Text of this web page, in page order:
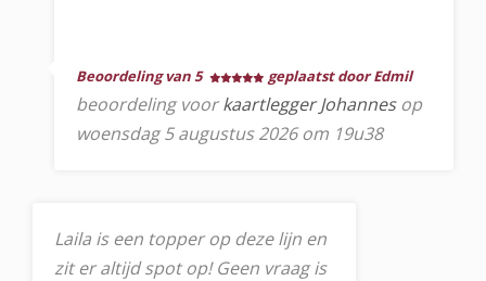
Beoordeling van 5 geplaatst door Edmil
beoordeling voorkaartlegger Johannesop
woensdag 5 augustus 2026 om 19u38
Laila is een topper op deze lijn en
zit er altijd spot op! Geen vraag is